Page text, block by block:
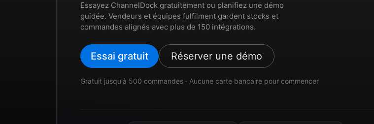
Essayez ChannelDock gratuitement ou planifiez une démo
guidée. Vendeurs et équipes fulfilment gardent stocks et
commandes alignés avec plus de 150 intégrations.
Essai gratuit Réserver une démo
Gratuit jusqu'à 500 commandes · Aucune carte bancaire pour commencer